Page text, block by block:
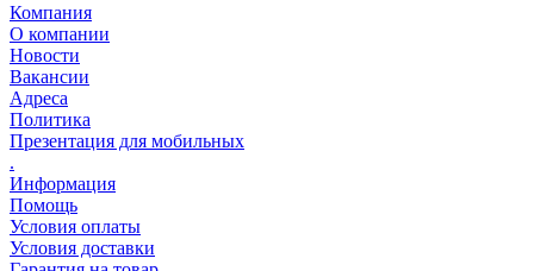
Компания
О компании
Новости
Вакансии
Адреса
Политика
Презентация для мобильных
.
Информация
Помощь
Условия оплаты
Условия доставки